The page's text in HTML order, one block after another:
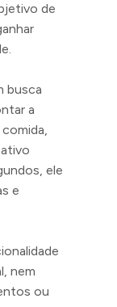
de
busca
a
ele
e
nem
ou